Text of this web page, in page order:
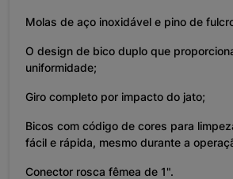
Molas de aço inoxidável e pino de
O design de bico duplo que
uniformidade;
Giro completo por impacto do jato;
Bicos com código de cores para
fácil e rápida, mesmo durante a
Conector rosca fêmea de 1".